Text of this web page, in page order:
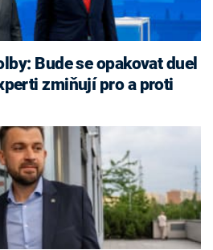
zmiňují pro a proti